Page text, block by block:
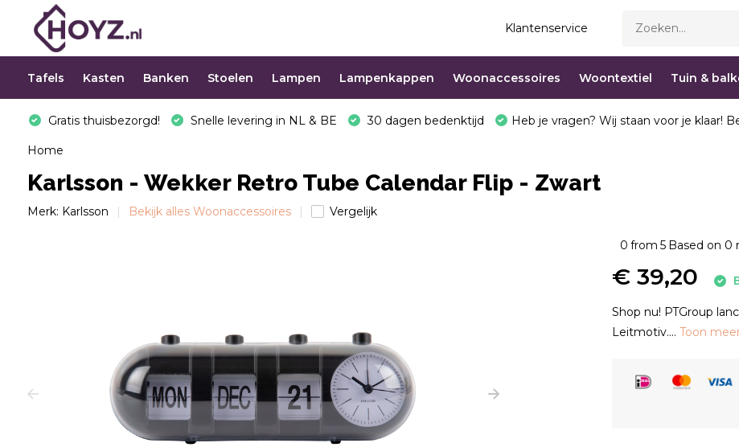
Klantenservice
Tafels Kasten Banken Stoelen Lampen Lampenkappen Woonaccessoires Woontextiel Tuin &
Gratis thuisbezorgd! Snelle levering in NL & BE 30 dagen bedenktijd Heb je vragen? Wij staan voor je klaar!
Home
Karlsson - Wekker Retro Tube Calendar Flip - Zwart
Merk: Karlsson Bekijk alles Woonaccessoires Vergelijk
0 from 5 Based on 0
€ 39,20
Shop nu! PTGroup
Leitmotiv....Toon